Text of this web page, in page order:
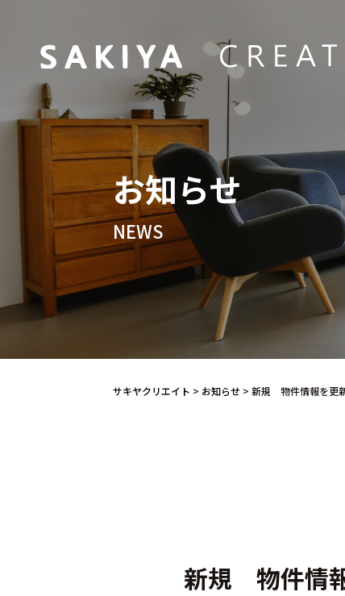
お知らせ
NEWS
サキヤクリエイト > お知らせ> 新規 物件情報を更
新規 物件情